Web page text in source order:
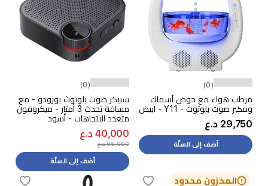
(0)
مرطب هواء مع حوض أسماك
ومكبر صوت بلوتوث - Y11 - ابيض
29,750 د.ع
أضف إلى السلّة
(0)
سبيكر صوت بلوتوث بورودو - مع
مسافة تحدث 3 أمتار - ميكروفون
متعدد الاتجاهات - أسود
40,000 د.ع
65,000 د.ع
أضف إلى السلّة
المخزون محدود